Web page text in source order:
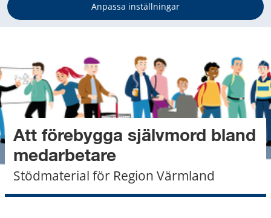
Anpassa inställningar
Att förebygga självmord bland
medarbetare
Stödmaterial för Region Värmland